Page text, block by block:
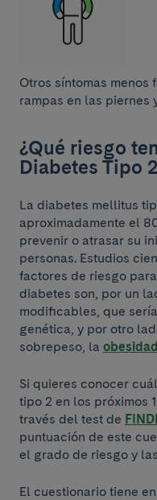
Otros síntomas menos
rampas en las piernes
¿Qué riesgo
Diabetes Tipo
La diabetes mellitus
aproximadamente el
prevenir o atrasar su
personas. Estudios
factores de riesgo
diabetes son, por un
modificables, que
genética, y por otro
sobrepeso, la obesidad
Si quieres conocer
tipo 2 en los próximos
través del test de
puntuación de este
el grado de riesgo y
El cuestionario tiene